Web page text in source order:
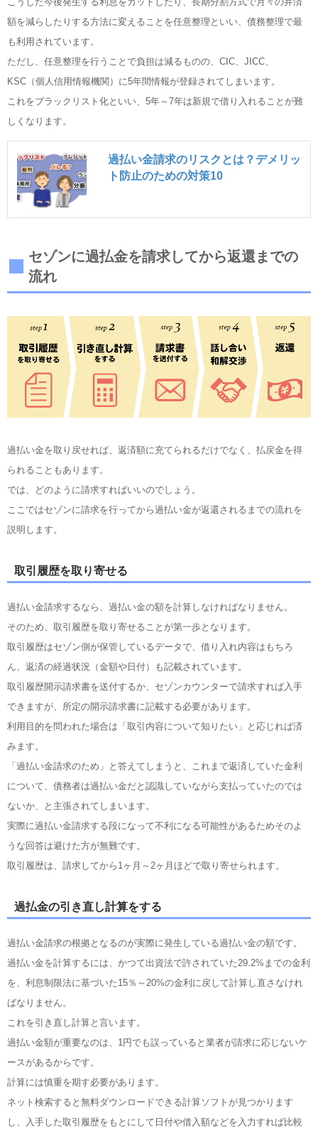
額を減らしたりする方法に変えることを任意整理といい、債務整理で最
も利用されています。
ただし、任意整理を行うことで負担は減るものの、CIC、JICC、
KSC（個人信用情報機関）に5年間情報が登録されてしまいます。
これをブラックリスト化といい、5年～7年は新規で借り入れることが難
しくなります。
過払い金請求のリスクとは？デメリッ
ト防止のための対策10
セゾンに過払金を請求してから返還までの
流れ
過払い金を取り戻せれば、返済額に充てられるだけでなく、払戻金を得
られることもあります。
では、どのように請求すればいいのでしょう。
ここではセゾンに請求を行ってから過払い金が返還されるまでの流れを
説明します。
取引履歴を取り寄せる
過払い金請求するなら、過払い金の額を計算しなければなりません。
そのため、取引履歴を取り寄せることが第一歩となります。
取引履歴はセゾン側が保管しているデータで、借り入れ内容はもちろ
ん、返済の経過状況（金額や日付）も記載されています。
取引履歴開示請求書を送付するか、セゾンカウンターで請求すれば入手
できますが、所定の開示請求書に記載する必要があります。
利用目的を問われた場合は「取引内容について知りたい」と応じれば済
みます。
「過払い金請求のため」と答えてしまうと、これまで返済していた金利
について、債務者は過払い金だと認識していながら支払っていたのでは
ないか、と主張されてしまいます。
実際に過払い金請求する段になって不利になる可能性があるためそのよ
うな回答は避けた方が無難です。
取引履歴は、請求してから1ヶ月～2ヶ月ほどで取り寄せられます。
過払金の引き直し計算をする
過払い金請求の根拠となるのが実際に発生している過払い金の額です。
過払い金を計算するには、かつて出資法で許されていた29.2%までの金利
を、利息制限法に基づいた15％～20%の金利に戻して計算し直さなけれ
ばなりません。
これを引き直し計算と言います。
過払い金額が重要なのは、1円でも誤っていると業者が請求に応じないケ
ースがあるからです。
計算には慎重を期す必要があります。
ネット検索すると無料ダウンロードできる計算ソフトが見つかります
し、入手した取引履歴をもとにして日付や借入額などを入力すれば比較